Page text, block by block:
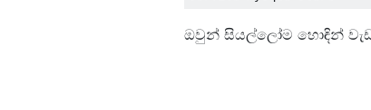
ඔවුන් සියල්ලෝම හොඳින්